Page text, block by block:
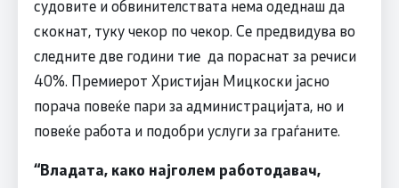
судовите и обвинителствата нема одеднаш да
скокнат, туку чекор по чекор. Се предвидува во
следните две години тие да пораснат за речиси
40%. Премиерот Христијан Мицкоски јасно
порача повеќе пари за администрацијата, но и
повеќе работа и подобри услуги за граѓаните.
“Владата, како најголем работодавач,